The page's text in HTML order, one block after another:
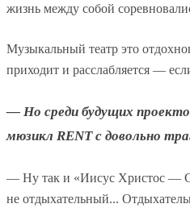
жизнь между собой
Музыкальный театр это
приходит и расслабляется —
— Но среди будущих
мюзикл RENT с довольно
— Ну так и «Иисус Христос —
не отдыхательный...